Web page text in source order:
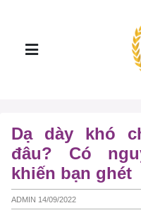
Dạ dày khó
đâu? Có
khiến bạn ghét
ADMIN 14/09/2022